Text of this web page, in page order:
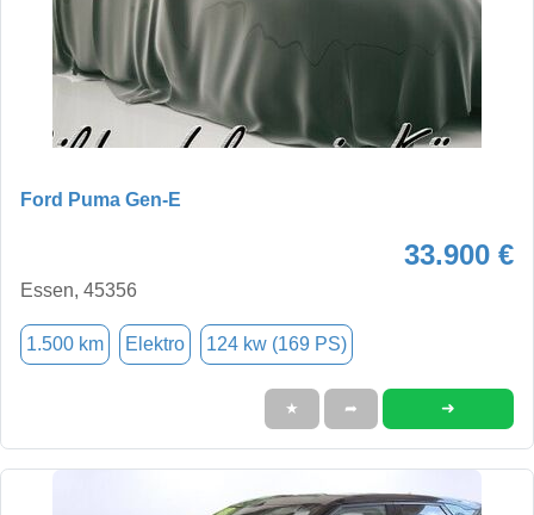
Ford Puma Gen-E
33.900 €
Essen, 45356
1.500 km Elektro 124 kw (169 PS)
★ ➦ ➜